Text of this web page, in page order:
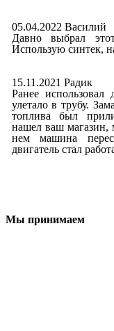
05.04.2022 Василий
Давно выбрал
Использую синтек,
15.11.2021 Радик
Ранее
улетало в трубу.
топлива был
нашел ваш магазин,
нем машина
двигатель стал
Мы принимаем